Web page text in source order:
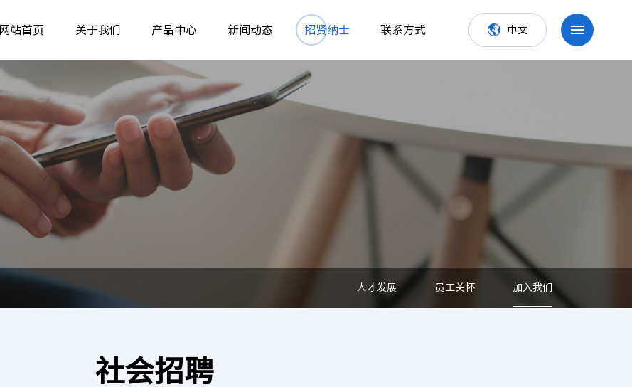
网站首页 关于我们 产品中心 新闻动态 招贤纳士 联系方式 中文
人才发展 员工关怀 加入我们
社会招聘